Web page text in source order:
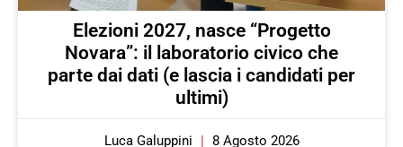
Elezioni 2027, nasce “Progetto
Novara”: il laboratorio civico che
parte dai dati (e lascia i candidati per
ultimi)
Luca Galuppini 8 Agosto 2026